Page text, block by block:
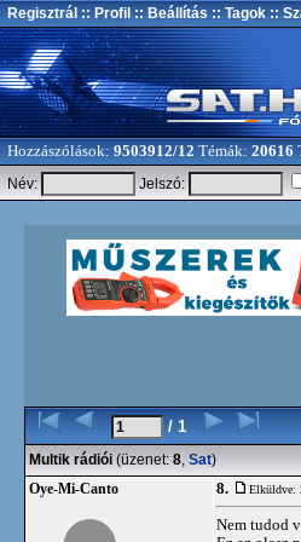
Regisztrál :: Profil :: Beállítás :: Tagok ::
Hozzászólások: 9503912/12 Témák: 20616
Név: Jelszó:
/ 1
Multik rádiói (üzenet: 8, Sat)
Oye-Mi-Canto 8. Elküldve:
Nem tudod